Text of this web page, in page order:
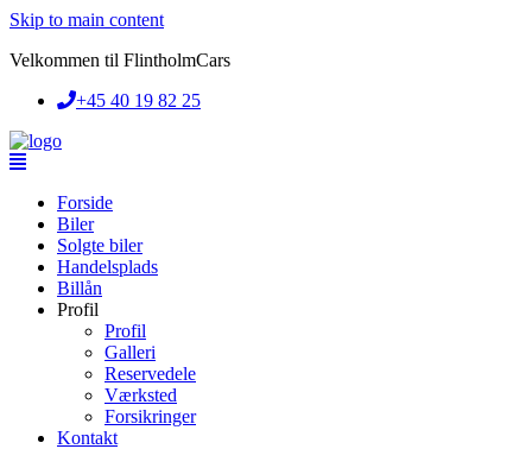
Skip to main content
Velkommen til FlintholmCars
+45 40 19 82 25
Forside
Biler
Solgte biler
Handelsplads
Billån
Profil
Profil
Galleri
Reservedele
Værksted
Forsikringer
Kontakt